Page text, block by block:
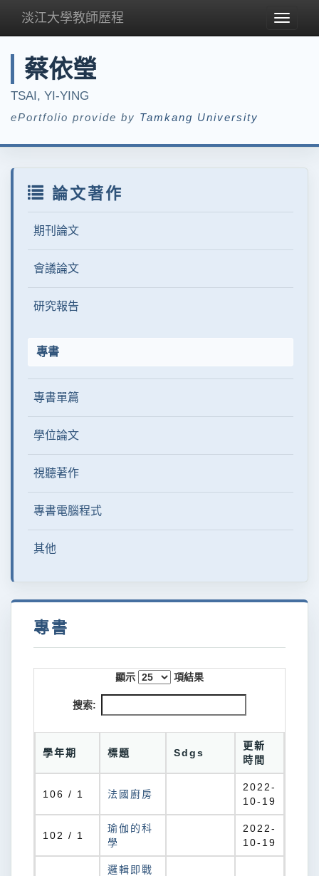
Toggle
淡江大學教師歷程
蔡依瑩
TSAI, YI-YING
ePortfolio provide by Tamkang University
論文著作
期刊論文
會議論文
研究報告
專書
專書單篇
學位論文
視聽著作
專書電腦程式
其他
專書
顯示 項結果
搜索:
學年期 標題 Sdgs
更新
時間
106 / 1 法國廚房
2022-
10-19
102 / 1
瑜伽的科
學
2022-
10-19
邏輯即戰